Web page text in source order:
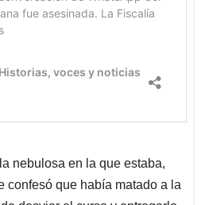
nebulosa en la que estaba,
confesó que había matado a la